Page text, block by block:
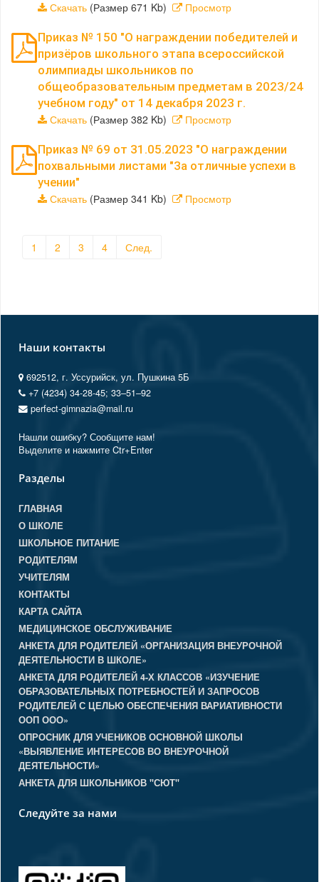
Скачать (Размер 671 Kb) Просмотр
Приказ № 150 "О награждении победителей и
призёров школьного этапа всероссийской
олимпиады школьников по
общеобразовательным предметам в 2023/24
учебном году" от 14 декабря 2023 г.
Скачать (Размер 382 Kb) Просмотр
Приказ № 69 от 31.05.2023 "О награждении
похвальными листами "За отличные успехи в
учении"
Скачать (Размер 341 Kb) Просмотр
1 2 3 4 След.
Наши контакты
692512, г. Уссурийск, ул. Пушкина 5Б
+7 (4234) 34-28-45; 33‒51‒92
perfect-gimnazia@mail.ru
Нашли ошибку? Сообщите нам!
Выделите и нажмите Ctr+Enter
Разделы
ГЛАВНАЯ
О ШКОЛЕ
ШКОЛЬНОЕ ПИТАНИЕ
РОДИТЕЛЯМ
УЧИТЕЛЯМ
КОНТАКТЫ
КАРТА САЙТА
МЕДИЦИНСКОЕ ОБСЛУЖИВАНИЕ
АНКЕТА ДЛЯ РОДИТЕЛЕЙ «ОРГАНИЗАЦИЯ ВНЕУРОЧНОЙ
ДЕЯТЕЛЬНОСТИ В ШКОЛЕ»
АНКЕТА ДЛЯ РОДИТЕЛЕЙ 4-Х КЛАССОВ «ИЗУЧЕНИЕ
ОБРАЗОВАТЕЛЬНЫХ ПОТРЕБНОСТЕЙ И ЗАПРОСОВ
РОДИТЕЛЕЙ С ЦЕЛЬЮ ОБЕСПЕЧЕНИЯ ВАРИАТИВНОСТИ
ООП ООО»
ОПРОСНИК ДЛЯ УЧЕНИКОВ ОСНОВНОЙ ШКОЛЫ
«ВЫЯВЛЕНИЕ ИНТЕРЕСОВ ВО ВНЕУРОЧНОЙ
ДЕЯТЕЛЬНОСТИ»
АНКЕТА ДЛЯ ШКОЛЬНИКОВ "СЮТ"
Следуйте за нами